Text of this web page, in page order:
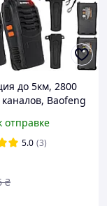
до 5км, 2800
Baofeng
/ Комплект
отправке
5.0 (3)
₴